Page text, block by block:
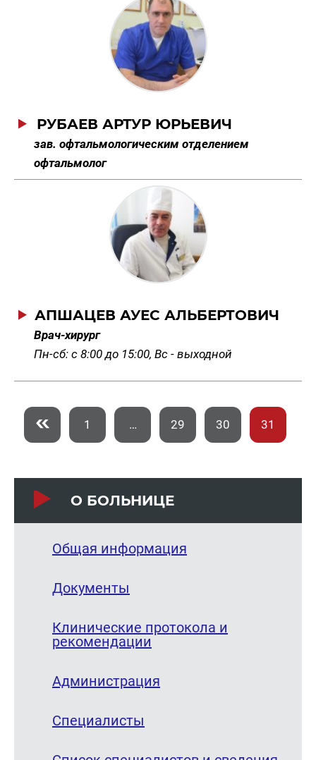
РУБАЕВ АРТУР ЮРЬЕВИЧ
зав. офтальмологическим отделением
офтальмолог
АПШАЦЕВ АУЕС АЛЬБЕРТОВИЧ
Врач-хирург
Пн-сб: с 8:00 до 15:00, Вс - выходной
1 … 29 30 31
О БОЛЬНИЦЕ
Общая информация
Документы
Клинические протокола и
рекомендации
Администрация
Специалисты